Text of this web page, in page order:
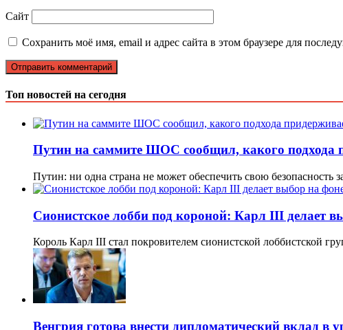
Сайт
Сохранить моё имя, email и адрес сайта в этом браузере для
Топ новостей на сегодня
Путин на саммите ШОС сообщил, какого подхода
Путин: ни одна страна не может обеспечить свою безопасность
Сионистское лобби под короной: Карл III делает
Король Карл III стал покровителем сионистской лоббистской
Венгрия готова внести дипломатический вклад